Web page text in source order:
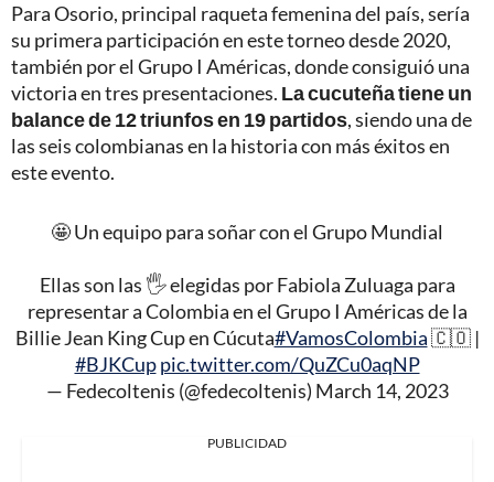
Para Osorio, principal raqueta femenina del país, sería
su primera participación en este torneo desde 2020,
también por el Grupo I Américas, donde consiguió una
victoria en tres presentaciones. La cucuteña tiene un
balance de 12 triunfos en 19 partidos, siendo una de
las seis colombianas en la historia con más éxitos en
este evento.
🤩 Un equipo para soñar con el Grupo Mundial
Ellas son las 🖐️ elegidas por Fabiola Zuluaga para
representar a Colombia en el Grupo I Américas de la
Billie Jean King Cup en Cúcuta#VamosColombia🇨🇴 |
#BJKCup pic.twitter.com/QuZCu0aqNP
— Fedecoltenis (@fedecoltenis) March 14, 2023
PUBLICIDAD